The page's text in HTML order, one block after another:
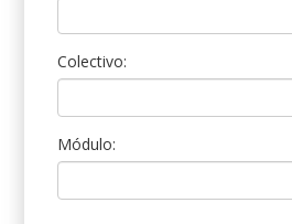
Colectivo:
Módulo: